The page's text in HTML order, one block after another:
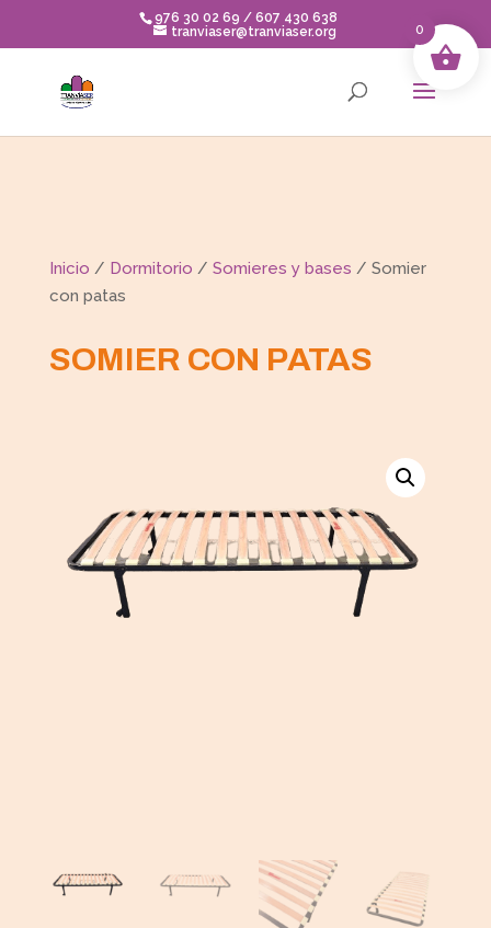
content
976 30 02 69 / 607 430 638
tranviaser@tranviaser.org
Inicio / Dormitorio / Somieres y bases / Somier
con patas
SOMIER CON PATAS
0